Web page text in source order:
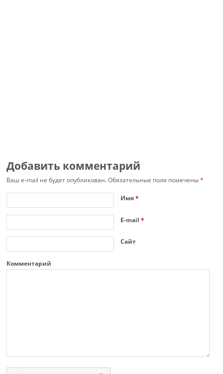
Добавить комментарий
Ваш e-mail не будет опубликован.Обязательные поля помечены*
Имя*
E-mail*
Сайт
Комментарий